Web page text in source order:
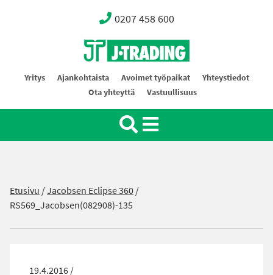
0207 458 600
Oy J-Trading Ab
Yritys Ajankohtaista Avoimet työpaikat
Yhteystiedot
Ota yhteyttä
Vastuullisuus
Etusivu /Jacobsen Eclipse 360/
RS569_Jacobsen(082908)-135
19.4.2016 /